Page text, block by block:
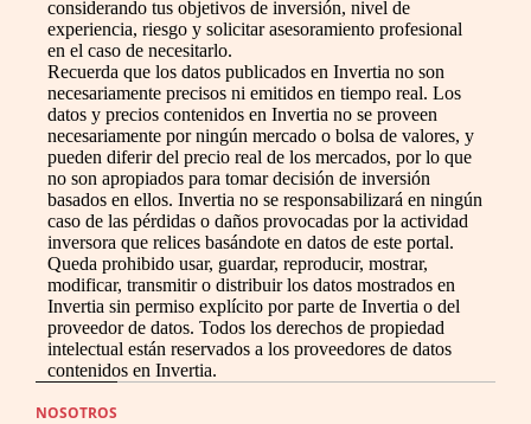
considerando tus objetivos de inversión, nivel de
experiencia, riesgo y solicitar asesoramiento profesional
en el caso de necesitarlo.
Recuerda que los datos publicados en Invertia no son
necesariamente precisos ni emitidos en tiempo real. Los
datos y precios contenidos en Invertia no se proveen
necesariamente por ningún mercado o bolsa de valores, y
pueden diferir del precio real de los mercados, por lo que
no son apropiados para tomar decisión de inversión
basados en ellos. Invertia no se responsabilizará en ningún
caso de las pérdidas o daños provocadas por la actividad
inversora que relices basándote en datos de este portal.
Queda prohibido usar, guardar, reproducir, mostrar,
modificar, transmitir o distribuir los datos mostrados en
Invertia sin permiso explícito por parte de Invertia o del
proveedor de datos. Todos los derechos de propiedad
intelectual están reservados a los proveedores de datos
contenidos en Invertia.
NOSOTROS